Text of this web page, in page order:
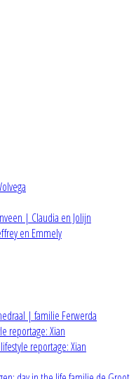
| Claudia en Jolijn
en Emmely
| familie Ferwerda
reportage: Xian
reportage: Xian